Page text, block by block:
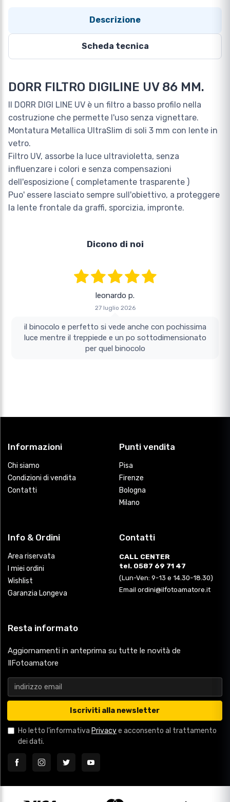
Descrizione
Scheda tecnica
DORR FILTRO DIGILINE UV 86 MM.
Il DORR DIGI LINE UV è un filtro a basso profilo nella
costruzione che permette l'uso senza vignettare.
Montatura Metallica UltraSlim di soli 3 mm con lente in
vetro.
Filtro UV, assorbe la luce ultravioletta, senza
influenzare i colori e senza compensazioni
dell'esposizione ( completamente trasparente )
Puo' essere lasciato sempre sull'obiettivo, a proteggere
la lente frontale da graffi, sporcizia, impronte.
Dicono di noi
leonardo p.
27 luglio 2026
il binocolo e perfetto si vede anche con pochissima
luce mentre il treppiede e un po sottodimensionato
per quel binocolo
Informazioni
Chi siamo
Condizioni di vendita
Contatti
Punti vendita
Pisa
Firenze
Bologna
Milano
Info & Ordini
Area riservata
I miei ordini
Wishlist
Garanzia Longeva
Contatti
CALL CENTER
tel. 0587 69 71 47
(Lun-Ven: 9-13 e 14.30-18.30)
Email ordini@ilfotoamatore.it
Resta informato
Aggiornamenti in anteprima su tutte le novità de
IlFotoamatore
Iscriviti alla newsletter
Ho letto l'informativa Privacye acconsento al trattamento
dei dati.